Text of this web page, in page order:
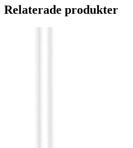
Relaterade produkter